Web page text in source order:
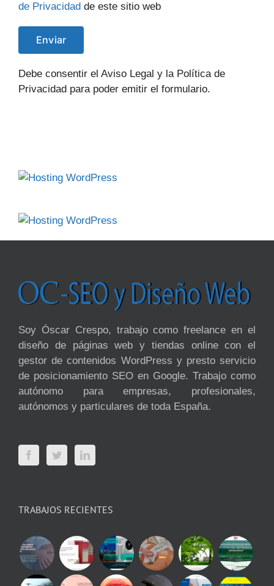
de Privacidad de este sitio web
Debe consentir el Aviso Legal y la Política de
Privacidad para poder emitir el formulario.
Soy Óscar Crespo, trabajo como freelance en el
diseño de páginas web y tiendas online con el
gestor de contenidos WordPress y presto servicio
de posicionamiento SEO en Google. Trabajo como
autónomo para empresas, profesionales,
autónomos y particulares de toda España.
TRABAJOS RECIENTES